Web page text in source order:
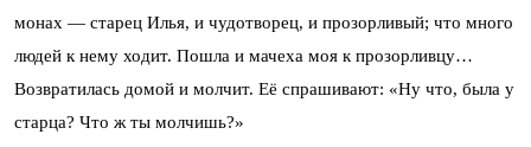
монах — старец Илья, и чудотворец, и прозорливый; что много
людей к нему ходит. Пошла и мачеха моя к прозорливцу…
Возвратилась домой и молчит. Её спрашивают: «Ну что, была у
старца? Что ж ты молчишь?»